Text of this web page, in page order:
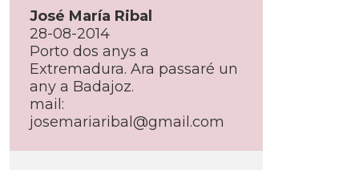
José Marí­a Ribal
28-08-2014
Porto dos anys a
Extremadura. Ara passaré un
any a Badajoz.
mail:
josemariaribal@gmail.com